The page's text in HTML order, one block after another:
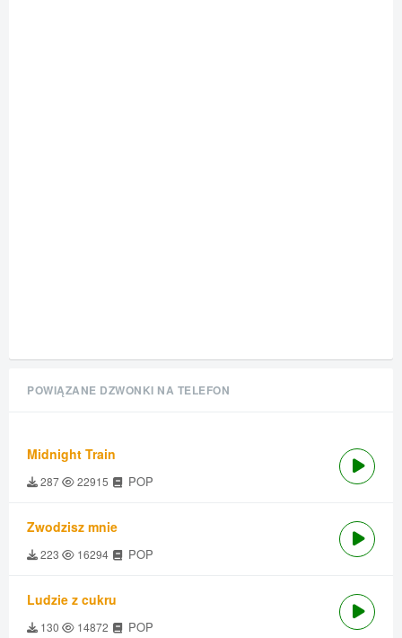
POWIĄZANE DZWONKI NA TELEFON
Midnight Train
287 22915 POP
Zwodzisz mnie
223 16294 POP
Ludzie z cukru
130 14872 POP